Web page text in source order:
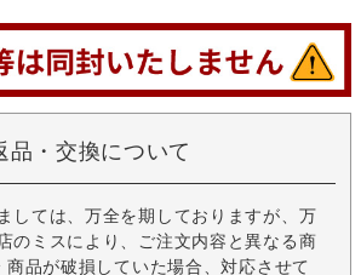
品・交換について
しては、万全を期しておりますが、万
のミスにより、ご注文内容と異なる商
品が破損していた場合、対応させて